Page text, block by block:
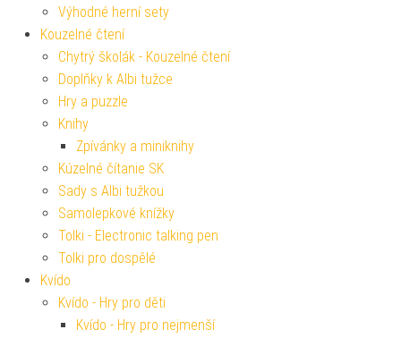
Výhodné herní sety
Kouzelné čtení
Chytrý školák - Kouzelné čtení
Doplňky k Albi tužce
Hry a puzzle
Knihy
Zpívánky a miniknihy
Kúzelné čítanie SK
Sady s Albi tužkou
Samolepkové knížky
Tolki - Electronic talking pen
Tolki pro dospělé
Kvído
Kvído - Hry pro děti
Kvído - Hry pro nejmenší